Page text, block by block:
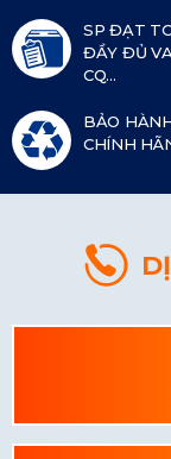
SP ĐẠT
ĐẦY ĐỦ
CQ...
BẢO
CHÍNH